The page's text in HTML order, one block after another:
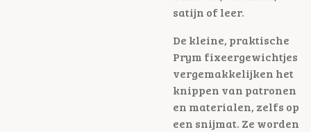
satijn of leer.
De kleine, praktische
Prym fixeergewichtjes
vergemakkelijken het
knippen van patronen
en materialen, zelfs op
een snijmat. Ze worden